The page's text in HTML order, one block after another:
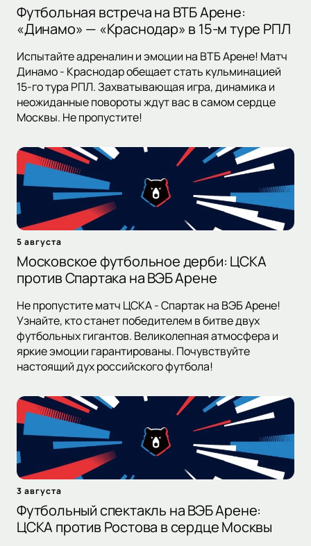
Футбольная встреча на ВТБ Арене:
«Динамо» — «Краснодар» в 15-м туре РПЛ
Испытайте адреналин и эмоции на ВТБ Арене! Матч
Динамо - Краснодар обещает стать кульминацией
15-го тура РПЛ. Захватывающая игра, динамика и
неожиданные повороты ждут вас в самом сердце
Москвы. Не пропустите!
5 августа
Московское футбольное дерби: ЦСКА
против Спартака на ВЭБ Арене
Не пропустите матч ЦСКА - Спартак на ВЭБ Арене!
Узнайте, кто станет победителем в битве двух
футбольных гигантов. Великолепная атмосфера и
яркие эмоции гарантированы. Почувствуйте
настоящий дух российского футбола!
3 августа
Футбольный спектакль на ВЭБ Арене:
ЦСКА против Ростова в сердце Москвы